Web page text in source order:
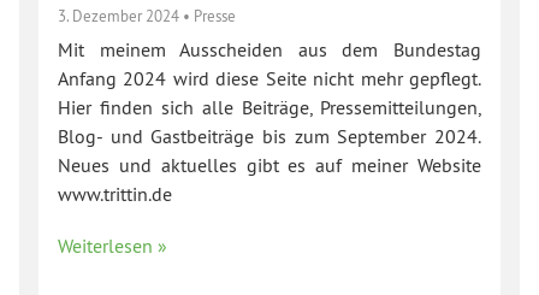
3. Dezember 2024 • Presse
Mit meinem Ausscheiden aus dem Bundestag
Anfang 2024 wird diese Seite nicht mehr gepflegt.
Hier finden sich alle Beiträge, Pressemitteilungen,
Blog- und Gastbeiträge bis zum September 2024.
Neues und aktuelles gibt es auf meiner Website
www.trittin.de
Weiterlesen »